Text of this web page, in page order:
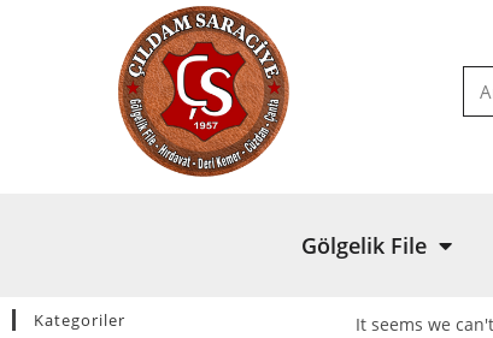
Gölgelik File
Kategoriler It seems we